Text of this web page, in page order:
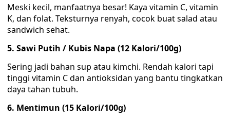
Meski kecil, manfaatnya besar! Kaya vitamin C, vitamin
K, dan folat. Teksturnya renyah, cocok buat salad atau
sandwich sehat.
5. Sawi Putih / Kubis Napa (12 Kalori/100g)
Sering jadi bahan sup atau kimchi. Rendah kalori tapi
tinggi vitamin C dan antioksidan yang bantu tingkatkan
daya tahan tubuh.
6. Mentimun (15 Kalori/100g)